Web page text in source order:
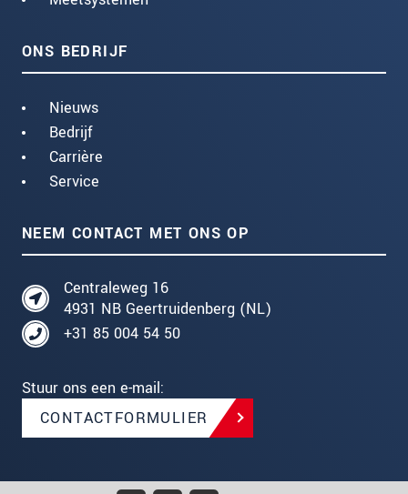
ONS BEDRIJF
Nieuws
Bedrijf
Carrière
Service
NEEM CONTACT MET ONS OP
Centraleweg 16
4931 NB Geertruidenberg (NL)
+31 85 004 54 50
Stuur ons een e-mail:
CONTACTFORMULIER